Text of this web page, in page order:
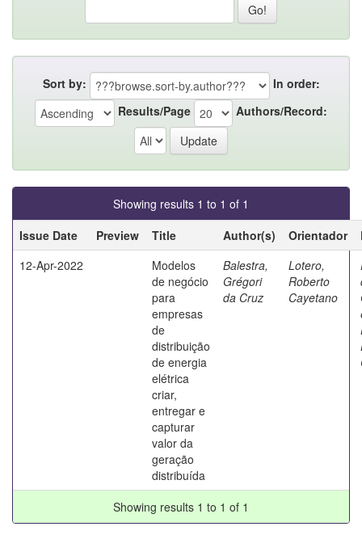
Sort by:
In order:
Results/Page
Authors/Record:
Showing results 1 to 1 of 1
Issue Date
Preview Title Author(s) Orientador
12-Apr-2022
Modelos
de negócio
para
empresas
de
distribuição
de energia
elétrica
criar,
entregar e
capturar
valor da
geração
distribuída
Balestra,
Grégori
da Cruz
Lotero,
Roberto
Cayetano
Showing results 1 to 1 of 1